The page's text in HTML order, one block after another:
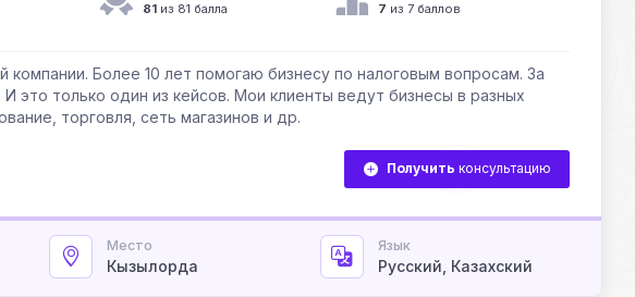
81 из 81 балла 7 из 7 баллов
Более 10 лет помогаю бизнесу по налоговым вопросам. За
это только один из кейсов. Мои клиенты ведут бизнесы в разных
торговля, сеть магазинов и др.
Получить консультацию
Место
Кызылорда
Язык
Русский, Казахский